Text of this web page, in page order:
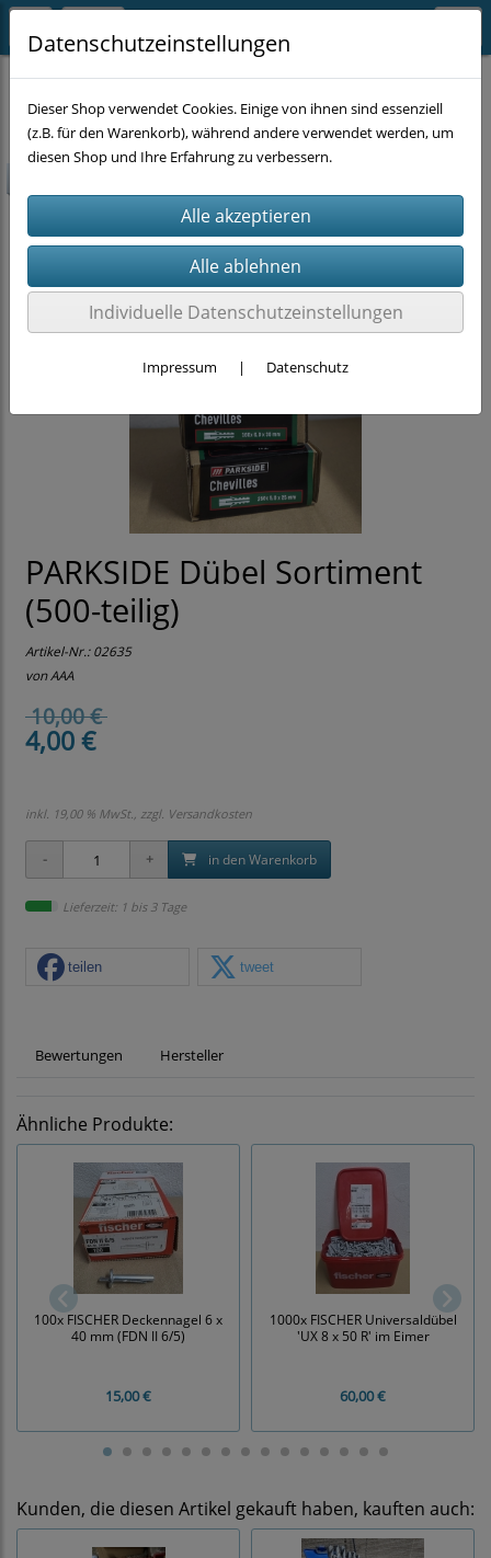
SUPER-SALE
PARKSIDE Dübel Sortiment
(500-teilig)
Artikel-Nr.:02635
von AAA
10,00 €
4,00 €
inkl. 19,00 % MwSt., zzgl. Versandkosten
in den Warenkorb
Lieferzeit: 1 bis 3 Tage
teilen tweet
Bewertungen Hersteller
Ähnliche Produkte:
100x FISCHER Deckennagel 6 x
40 mm (FDN II 6/5)
15,00 €
1000x FISCHER Universaldübel
'UX 8 x 50 R' im Eimer
60,00 €
Kunden, die diesen Artikel gekauft haben, kauften auch:
Datenschutzeinstellungen
Dieser Shop verwendet Cookies. Einige von ihnen sind essenziell
(z.B. für den Warenkorb), während andere verwendet werden, um
diesen Shop und Ihre Erfahrung zu verbessern.
Individuelle Datenschutzeinstellungen
Impressum | Datenschutz